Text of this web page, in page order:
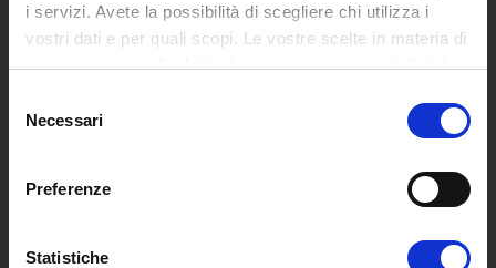
i servizi. Avete la possibilità di scegliere chi utilizza i
vostri dati e per quali scopi. Le vostre scelte in materia di
privacy sono applicabili solo su questa proprietà digitale
modificare o revocare il proprio consenso in qualsiasi
momento dalla Dichiarazione sui cookie o facendo clic
raccogliere informazioni sulla tua posizione
delNecessari
Preferenze
Statistiche
DIDATTICA
Corsi di Laurea
Percorsi abilitanti di formazione iniziale degli insegnanti
Certificazioni e Alta Formazione Professionale